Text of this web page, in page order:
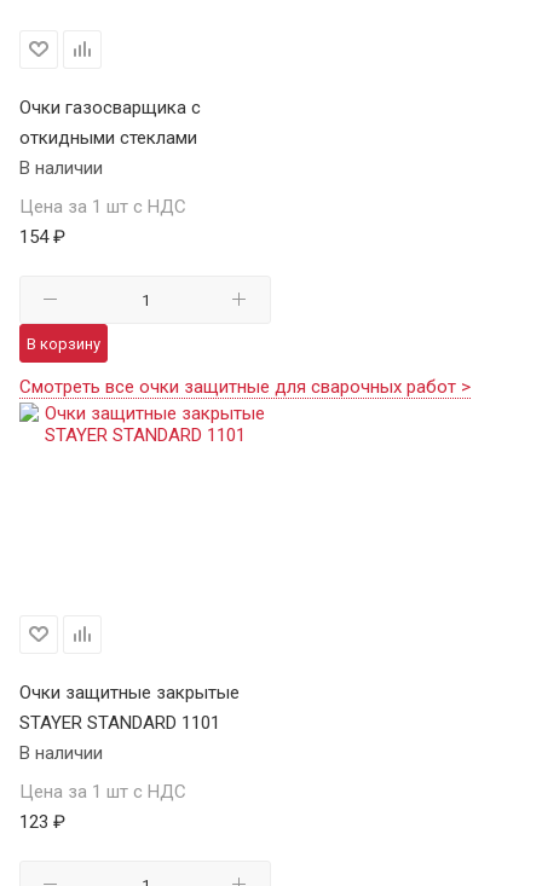
Очки газосварщика с
откидными стеклами
В наличии
Цена за 1 шт с НДС
154 ₽
В корзину
Смотреть все очки защитные для сварочных работ >
Очки защитные закрытые
STAYER STANDARD 1101
В наличии
Цена за 1 шт с НДС
123 ₽